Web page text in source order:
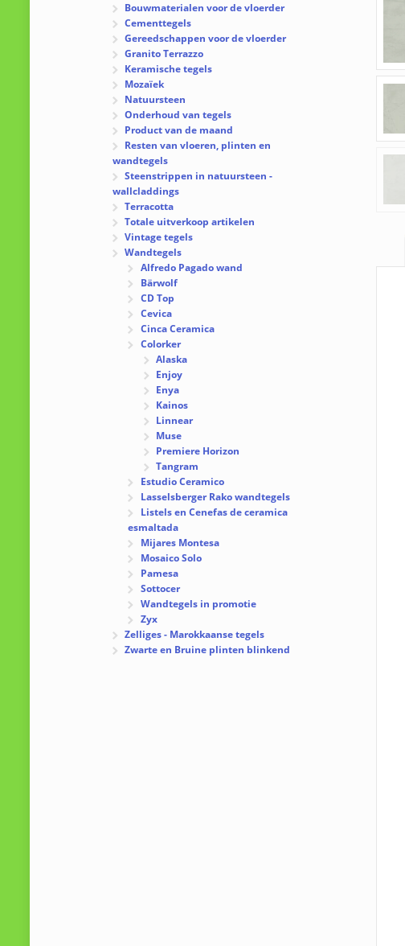
Bouwmaterialen voor de vloerder
Cementtegels
Gereedschappen voor de vloerder
Granito Terrazzo
Keramische tegels
Mozaïek
Natuursteen
Onderhoud van tegels
Product van de maand
Resten van vloeren, plinten en
wandtegels
Steenstrippen in natuursteen -
wallcladdings
Terracotta
Totale uitverkoop artikelen
Vintage tegels
Wandtegels
Alfredo Pagado wand
Bärwolf
CD Top
Cevica
Cinca Ceramica
Colorker
Alaska
Enjoy
Enya
Kainos
Linnear
Muse
Premiere Horizon
Tangram
Estudio Ceramico
Lasselsberger Rako wandtegels
Listels en Cenefas de ceramica
esmaltada
Mijares Montesa
Mosaico Solo
Pamesa
Sottocer
Wandtegels in promotie
Zyx
Zelliges - Marokkaanse tegels
Zwarte en Bruine plinten blinkend